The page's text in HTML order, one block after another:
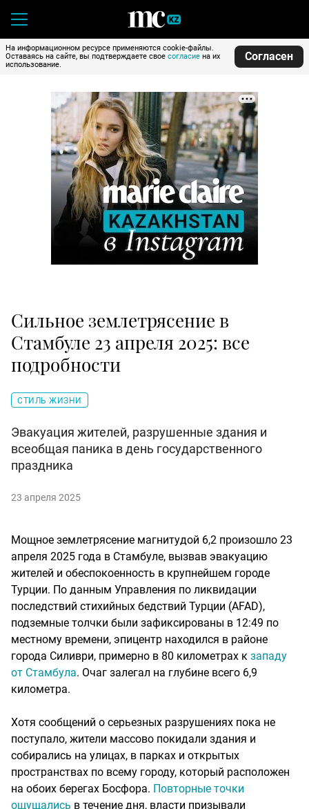
На информационном ресурсе применяются cookie-файлы.
Оставаясь на сайте, вы подтверждаете свое согласие на их
использование.
Согласен
Сильное землетрясение в
Стамбуле 23 апреля 2025: все
подробности
СТИЛЬ ЖИЗНИ
Эвакуация жителей, разрушенные здания и
всеобщая паника в день государственного
праздника
23 апреля 2025
Мощное землетрясение магнитудой 6,2 произошло 23
апреля 2025 года в Стамбуле, вызвав эвакуацию
жителей и обеспокоенность в крупнейшем городе
Турции. По данным Управления по ликвидации
последствий стихийных бедствий Турции (AFAD),
подземные толчки были зафиксированы в 12:49 по
местному времени, эпицентр находился в районе
города Силиври, примерно в 80 километрах к западу
от Стамбула. Очаг залегал на глубине всего 6,9
километра.
Хотя сообщений о серьезных разрушениях пока не
поступало, жители массово покидали здания и
собирались на улицах, в парках и открытых
пространствах по всему городу, который расположен
на обоих берегах Босфора. Повторные точки
ощущались в течение дня, власти призывали